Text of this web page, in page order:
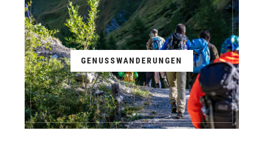
GENUSSWANDERUNGEN